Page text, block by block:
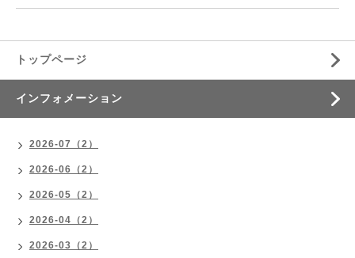
トップページ
インフォメーション
2026-07（2）
2026-06（2）
2026-05（2）
2026-04（2）
2026-03（2）